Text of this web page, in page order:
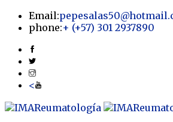
Email:
phone:+ (+57) 301 2937890
<